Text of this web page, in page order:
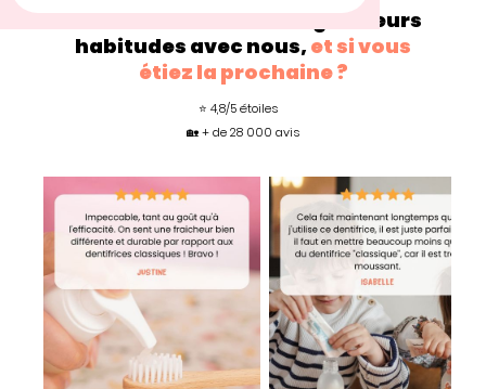
+200 000familles changent leurs
habitudes avec nous, et si vous
étiez la prochaine ?
⭐ 4,8/5 étoiles
🏡 + de 28 000 avis